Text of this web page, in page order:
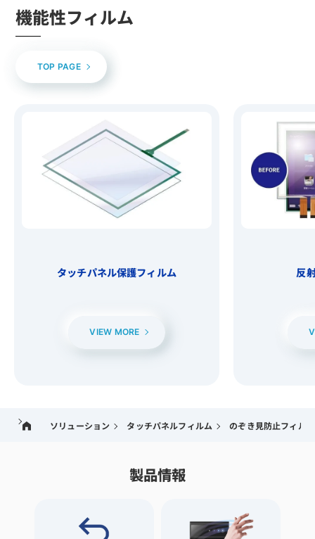
機能性フィルム
TOP PAGE
タッチパネル保護フィルム
VIEW MORE
反
ソリューション タッチパネルフィルム のぞき見防止フィルム
製品情報